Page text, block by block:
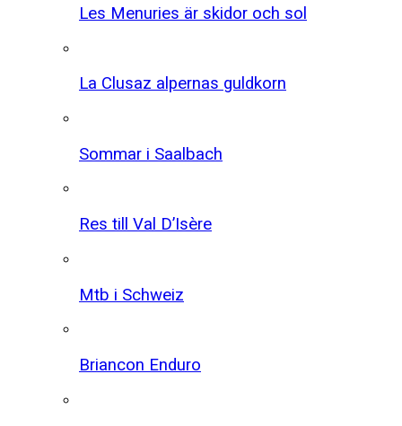
Les Menuries är skidor och sol
La Clusaz alpernas guldkorn
Sommar i Saalbach
Res till Val D’Isère
Mtb i Schweiz
Briancon Enduro